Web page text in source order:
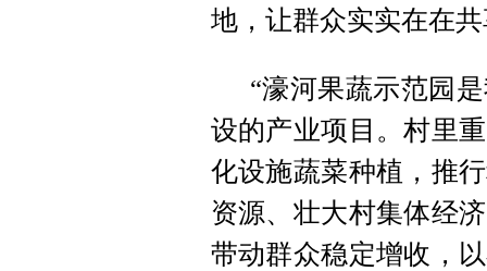
地，让群众实实在在
“濠河果蔬示范园
设的产业项目。村里
化设施蔬菜种植，推
资源、壮大村集体经
带动群众稳定增收，